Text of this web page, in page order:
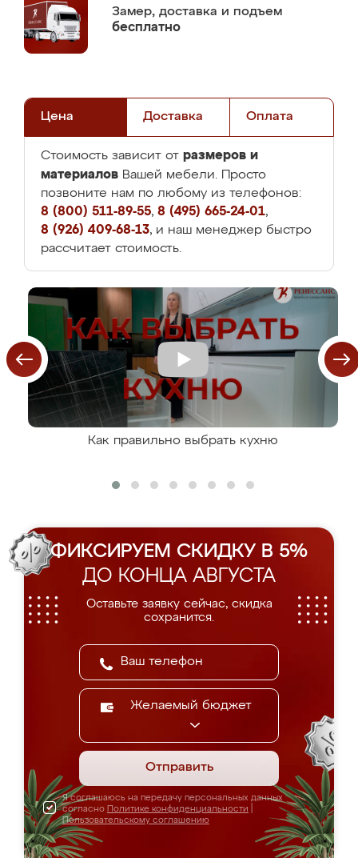
Замер, доставка и подъем
бесплатно
Цена Доставка Оплата
Стоимость зависит от размеров и
материалов Вашей мебели. Просто
позвоните нам по любому из телефонов:
8 (800) 511-89-55, 8 (495) 665-24-01,
8 (926) 409-68-13, и наш менеджер быстро
рассчитает стоимость.
Как правильно выбрать кухню
ФИКСИРУЕМ СКИДКУ В 5%
ДО КОНЦА АВГУСТА
Оставьте заявку сейчас, скидка
сохранится.
Желаемый бюджет
Отправить
Я соглашаюсь на передачу персональных данных
согласно Политике конфиденциальности
Пользовательскому соглашению